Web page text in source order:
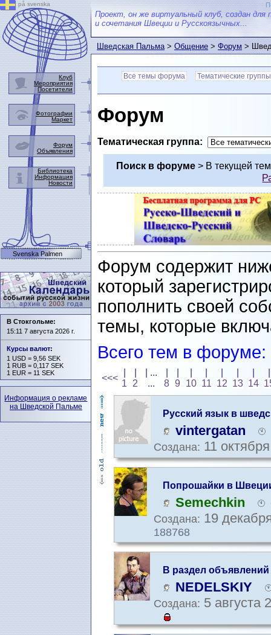
Проект, он же виртуальный клуб, создан для
и сочетания Швеции и Русскоязычных...
Шведская Пальма>Общение>Форум>
Все темы форума Тематические группы
Форум
Тематическая группа:
Поиск в форуме > В текущей
Форум содержит
который
пополнить своей
темы, которые
Всего тем в форуме:
<<<
1
2
| ...
...
8 9
10 11 12 13 14
Русский язык в
vintergatan
Создана: 11
Попрошайки в
Semechkin
Создана: 19
188768
В раздел
NEDELSKIY
Создана: 5 августа
på svenska
Клуб
Мероприятия
Посетители
Фотографии
Маркет
Форум
Объявления
Библиотека
Информация
Новости
Svenska Palmen
В Стокгольме:
15:11 7 августа 2026 г.
Курсы валют:
1 USD = 9,56 SEK
1 RUB = 0,117 SEK
1 EUR = 11 SEK
Информация о рекламе
на Шведской Пальме